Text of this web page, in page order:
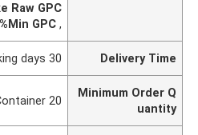
Raw GPC
,
GPC
Delivery Time
30 working days
Minimum Order Q
uantity
20 GP Container